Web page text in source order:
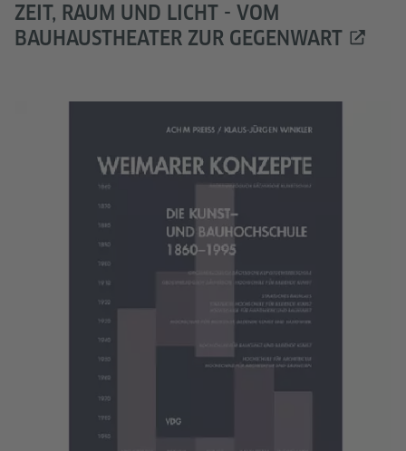
ZEIT, RAUM UND LICHT - VOM
BAUHAUSTHEATER ZUR GEGENWART